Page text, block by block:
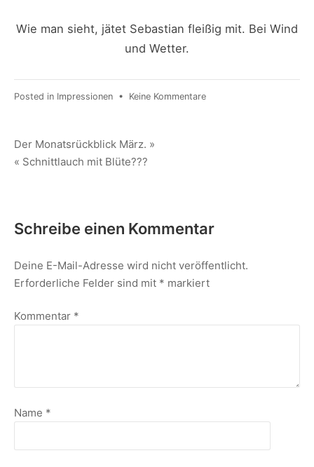
Wie man sieht, jätet Sebastian fleißig mit. Bei Wind
und Wetter.
Posted in Impressionen • Keine Kommentarezu
Beitragsnavigation
Der Monatsrückblick März. »
« Schnittlauch mit Blüte???
Schreibe einen Kommentar
Deine E-Mail-Adresse wird nicht veröffentlicht.
Erforderliche Felder sind mit * markiert
Kommentar *
Name *